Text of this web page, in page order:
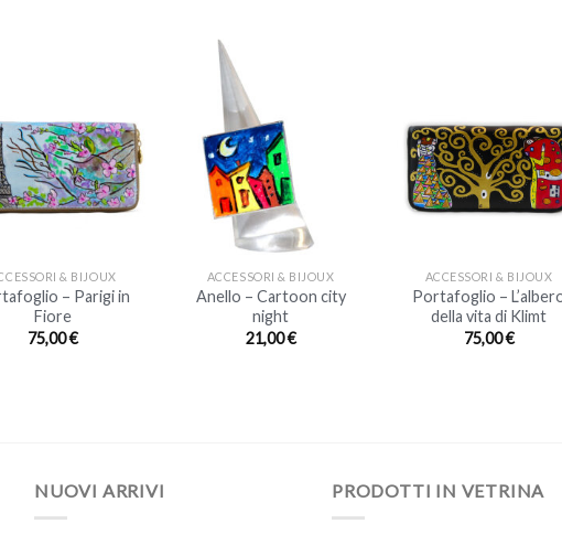
& BIJOUX
– Parigi in
Fiore
75,00€
ACCESSORI & BIJOUX
Anello – Cartoon city
night
21,00€
ACCESSORI & BIJOUX
Portafoglio –
della vita di Klimt
75,00€
NUOVI ARRIVI PRODOTTI IN VETRINA